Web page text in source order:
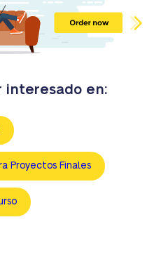
interesado en:
Proyectos Finales